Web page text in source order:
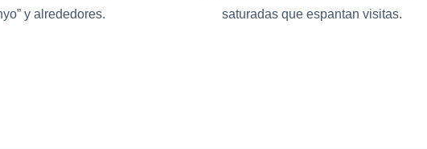
y alrededores.
saturadas que espantan visitas.